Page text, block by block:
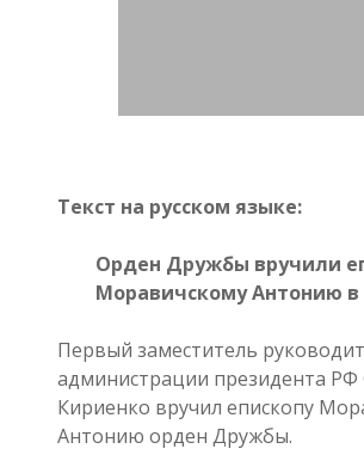
Текст на русском языке:
Орден Дружбы вручили
Моравичскому Антонию
Первый заместитель
администрации президента РФ
Кириенко вручил епископу
Антонию орден Дружбы.